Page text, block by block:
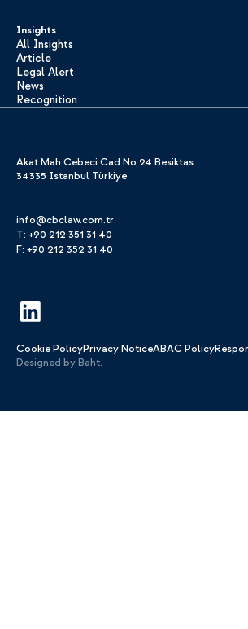
Insights
All Insights
Article
Legal Alert
News
Recognition
Akat Mah Cebeci Cad No 24 Besiktas
34335 Istanbul Türkiye
info@cbclaw.com.tr
T: +90 212 351 31 40
F: +90 212 352 31 40
Cookie PolicyPrivacy NoticeABAC Policy
Designed byBaht.